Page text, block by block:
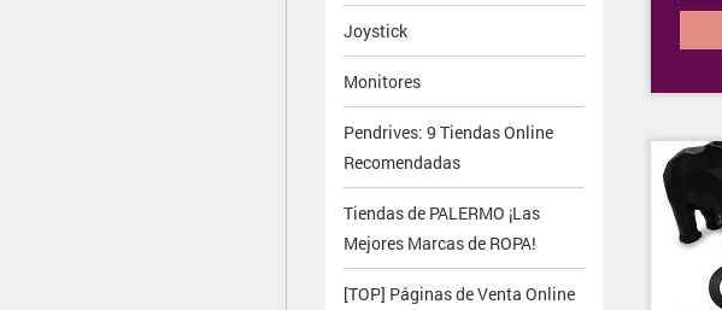
Joystick
Monitores
Pendrives: 9 Tiendas Online
Recomendadas
Tiendas de PALERMO ¡Las
Mejores Marcas de ROPA!
[TOP] Páginas de Venta Online